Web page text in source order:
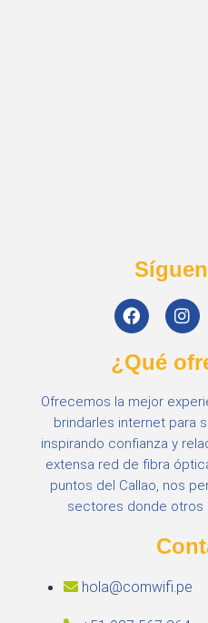
¿Qué
Ofrecemos la mejor
brindarles internet para
inspirando confianza y
extensa red de fibra
puntos del Callao, nos
sectores donde otros
hola@comwifi.pe